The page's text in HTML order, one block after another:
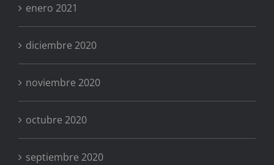
enero 2021
diciembre 2020
noviembre 2020
octubre 2020
septiembre 2020